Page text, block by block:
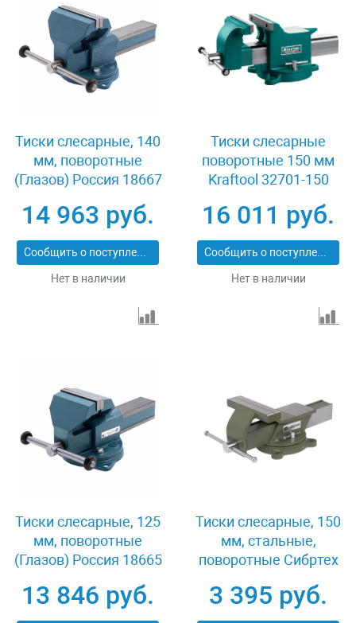
Тиски слесарные, 140
мм, поворотные
(Глазов) Россия 18667
14 963 руб.
Сообщить о поступлении
Нет в наличии
Тиски слесарные
поворотные 150 мм
Kraftool 32701-150
16 011 руб.
Сообщить о поступлении
Нет в наличии
Тиски слесарные, 125
мм, поворотные
(Глазов) Россия 18665
13 846 руб.
Тиски слесарные, 150
мм, стальные,
поворотные Сибртех
3 395 руб.